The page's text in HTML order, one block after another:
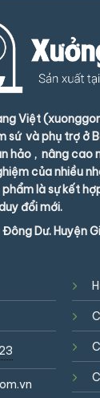
Việt
sứ và phụ trợ ở
hảo , nâng cao
của nhiều
là sự kết
đổi mới.
Dư. Huyện